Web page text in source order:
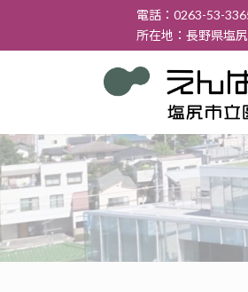
テ
ス
キ
ッ
ゲ
ン
に
移
電話：0263-53-
所在地：長野県塩